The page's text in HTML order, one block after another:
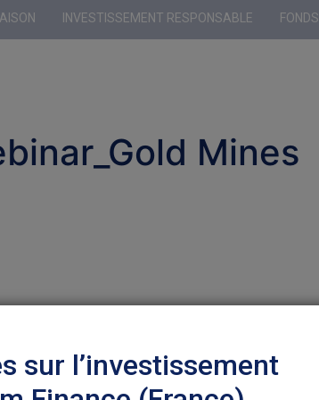
INVESTISSEMENT RESPONSABLE FONDS
Mines
sur l’investissement